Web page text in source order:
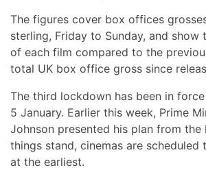
The figures cover box offices
sterling, Friday to Sunday, and show
of each film compared to the
total UK box office gross since
The third lockdown has been in
5 January. Earlier this week, Prime
Johnson presented his plan from the
things stand, cinemas are scheduled
at the earliest.